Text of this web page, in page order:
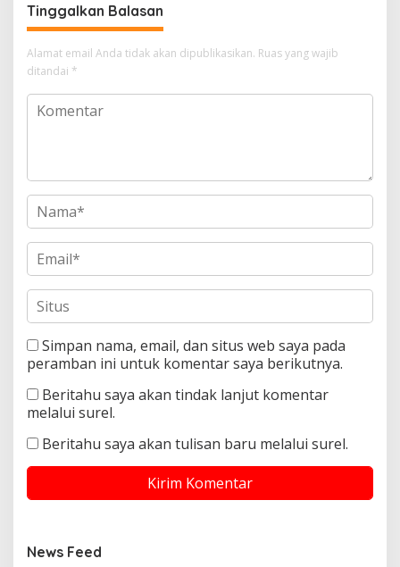
Tinggalkan Balasan
Alamat email Anda tidak akan dipublikasikan. Ruas yang wajib
ditandai *
Simpan nama, email, dan situs web saya pada
peramban ini untuk komentar saya berikutnya.
Beritahu saya akan tindak lanjut komentar
melalui surel.
Beritahu saya akan tulisan baru melalui surel.
News Feed